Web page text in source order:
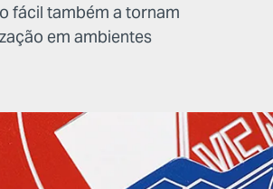
fácil também a tornam
em ambientes